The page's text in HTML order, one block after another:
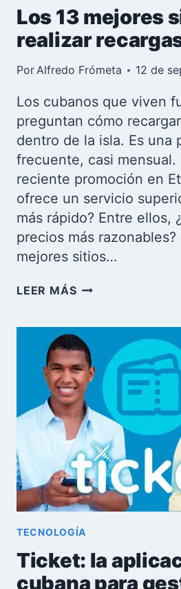
Los 13 mejores
realizar
PorAlfredo Frómeta 12 de
Los cubanos que viven
preguntan cómo
dentro de la isla. Es una
frecuente, casi mensual.
reciente promoción en
ofrece un servicio
más rápido? Entre ellos,
precios más
mejores sitios…
LEER MÁSLOS
SITIOS
PARA
REALIZAR
RECARGAS
A
CUBA
TECNOLOGÍA
Ticket: la
cubana para